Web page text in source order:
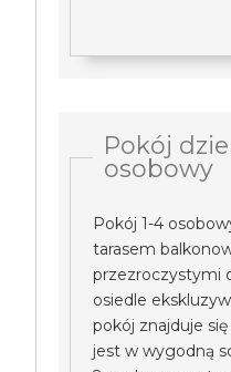
Pokój
osobowy
Pokój 1-4
tarasem
przezroczystymi
osiedle
pokój znajduje
jest w wygodną